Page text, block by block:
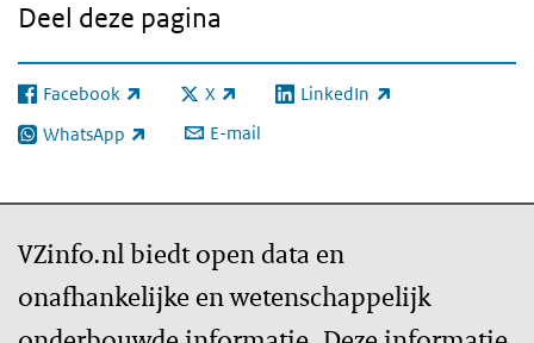
Deel deze pagina
Facebook
(externe link) X
(externe link) LinkedIn
(externe link)
WhatsApp
(externe link) E-mail
VZinfo.nl biedt open data en
onafhankelijke en wetenschappelijk